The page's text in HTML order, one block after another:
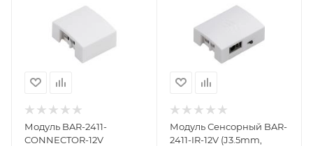
Модуль BAR-2411-
CONNECTOR-12V
Модуль Сенсорный BAR-
2411-IR-12V (J3.5mm,